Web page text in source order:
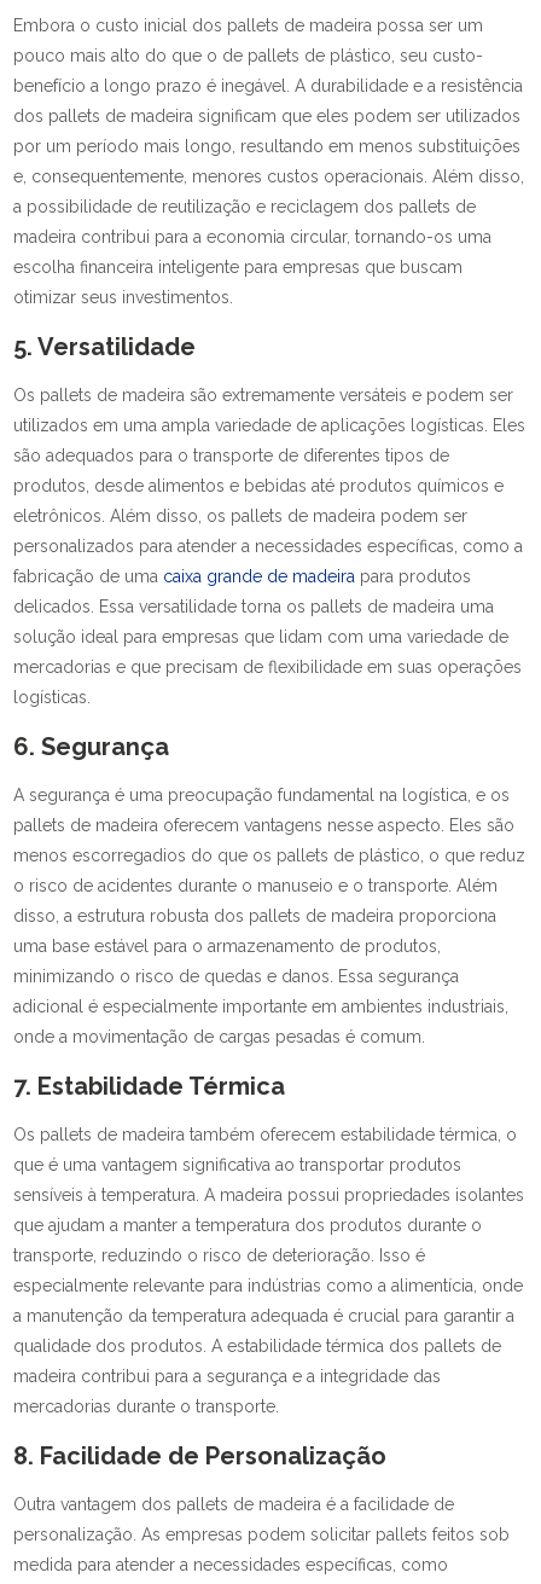
Embora o custo inicial dos pallets de madeira possa ser um
pouco mais alto do que o de pallets de plástico, seu custo-
benefício a longo prazo é inegável. A durabilidade e a resistência
dos pallets de madeira significam que eles podem ser utilizados
por um período mais longo, resultando em menos substituições
e, consequentemente, menores custos operacionais. Além disso,
a possibilidade de reutilização e reciclagem dos pallets de
madeira contribui para a economia circular, tornando-os uma
escolha financeira inteligente para empresas que buscam
otimizar seus investimentos.
5. Versatilidade
Os pallets de madeira são extremamente versáteis e podem ser
utilizados em uma ampla variedade de aplicações logísticas. Eles
são adequados para o transporte de diferentes tipos de
produtos, desde alimentos e bebidas até produtos químicos e
eletrônicos. Além disso, os pallets de madeira podem ser
personalizados para atender a necessidades específicas, como a
fabricação de uma caixa grande de madeira para produtos
delicados. Essa versatilidade torna os pallets de madeira uma
solução ideal para empresas que lidam com uma variedade de
mercadorias e que precisam de flexibilidade em suas operações
logísticas.
6. Segurança
A segurança é uma preocupação fundamental na logística, e os
pallets de madeira oferecem vantagens nesse aspecto. Eles são
menos escorregadios do que os pallets de plástico, o que reduz
o risco de acidentes durante o manuseio e o transporte. Além
disso, a estrutura robusta dos pallets de madeira proporciona
uma base estável para o armazenamento de produtos,
minimizando o risco de quedas e danos. Essa segurança
adicional é especialmente importante em ambientes industriais,
onde a movimentação de cargas pesadas é comum.
7. Estabilidade Térmica
Os pallets de madeira também oferecem estabilidade térmica, o
que é uma vantagem significativa ao transportar produtos
sensíveis à temperatura. A madeira possui propriedades isolantes
que ajudam a manter a temperatura dos produtos durante o
transporte, reduzindo o risco de deterioração. Isso é
especialmente relevante para indústrias como a alimentícia, onde
a manutenção da temperatura adequada é crucial para garantir a
qualidade dos produtos. A estabilidade térmica dos pallets de
madeira contribui para a segurança e a integridade das
mercadorias durante o transporte.
8. Facilidade de Personalização
Outra vantagem dos pallets de madeira é a facilidade de
personalização. As empresas podem solicitar pallets feitos sob
medida para atender a necessidades específicas, como